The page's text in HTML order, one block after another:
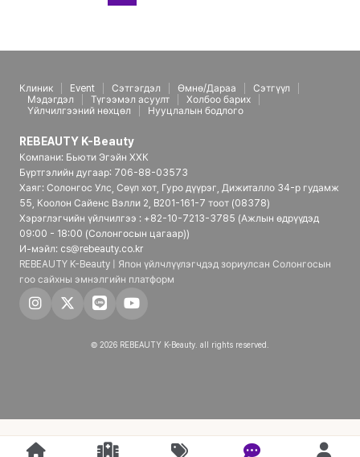
Клиник Event Сэтгэгдэл Өмнө/Дараа
Сэтгүүл
Мэдэгдэл
Түгээмэл асуулт
Холбоо барих
Үйлчилгээний нөхцөл
Нууцлалын бодлого
REBEAUTY K-Beauty
Компани: Бьюти Эгэйн ХХК
Бүртгэлийн дугаар: 706-88-03573
Хаяг: Солонгос Улс, Сөүл хот, Гуро дүүрэг, Дижиталло 34-р гудамж
55, Коолон Сайенс Вэлли 2, B201-161-7 тоот (08378)
Хэрэглэгчийн үйлчилгээ : +82-10-7213-3785 (Ажлын өдрүүдэд
09:00 - 18:00 (Солонгосын цагаар))
И-мэйл: cs@rebeauty.co.kr
REBEAUTY K-Beauty | Япон үйлчлүүлэгчдэд зориулсан Солонгосын
гоо сайхны эмнэлгийн платформ
© 2026 REBEAUTY K-Beauty. all rights reserved.